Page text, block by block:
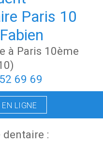
Paris 10
à Paris 10ème
69 69
EN LIGNE
: